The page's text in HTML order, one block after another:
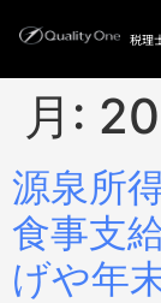
税理
月:
源泉所
食事支
げや年